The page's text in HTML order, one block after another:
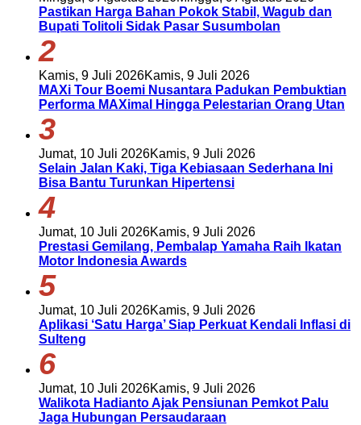
Pastikan Harga Bahan Pokok Stabil, Wagub dan
Bupati Tolitoli Sidak Pasar Susumbolan
2
Kamis, 9 Juli 2026Kamis, 9 Juli 2026
MAXi Tour Boemi Nusantara Padukan Pembuktian
Performa MAXimal Hingga Pelestarian Orang Utan
3
Jumat, 10 Juli 2026Kamis, 9 Juli 2026
Selain Jalan Kaki, Tiga Kebiasaan Sederhana Ini
Bisa Bantu Turunkan Hipertensi
4
Jumat, 10 Juli 2026Kamis, 9 Juli 2026
Prestasi Gemilang, Pembalap Yamaha Raih Ikatan
Motor Indonesia Awards
5
Jumat, 10 Juli 2026Kamis, 9 Juli 2026
Aplikasi ‘Satu Harga’ Siap Perkuat Kendali Inflasi di
Sulteng
6
Jumat, 10 Juli 2026Kamis, 9 Juli 2026
Walikota Hadianto Ajak Pensiunan Pemkot Palu
Jaga Hubungan Persaudaraan